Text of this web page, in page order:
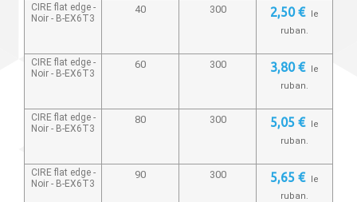
CIRE flat edge -
Noir - B-EX6T3
40 300 2,50 € le
ruban.
CIRE flat edge -
Noir - B-EX6T3
60 300 3,80 € le
ruban.
CIRE flat edge -
Noir - B-EX6T3
80 300 5,05 € le
ruban.
CIRE flat edge -
Noir - B-EX6T3
90 300 5,65 € le
ruban.